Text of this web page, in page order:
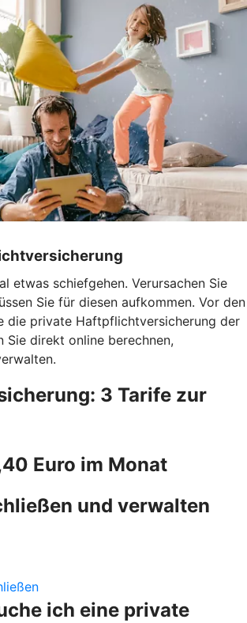
etwas schiefgehen. Verursachen Sie
Sie für diesen aufkommen. Vor den
die private Haftpflichtversicherung der
Sie direkt online berechnen,
3 Tarife zur
Euro im Monat
und verwalten
ich eine private